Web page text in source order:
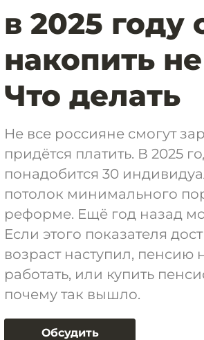
в 2025 году
накопить
Что делать
Не все россияне смогут
придётся платить. В 2025
понадобится 30
потолок минимального
реформе. Ещё год назад
Если этого показателя
возраст наступил, пенсию
работать, или купить
почему так вышло.
Обсудить